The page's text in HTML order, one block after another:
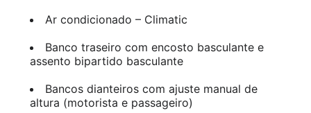
Ar condicionado – Climatic
Banco traseiro com encosto basculante e
assento bipartido basculante
Bancos dianteiros com ajuste manual de
altura (motorista e passageiro)